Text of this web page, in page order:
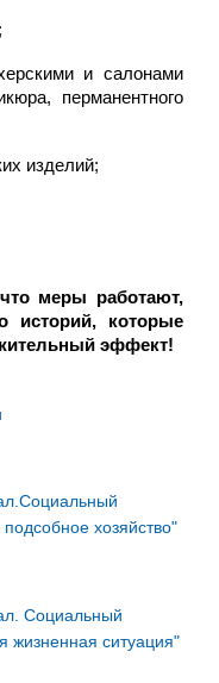
и салонами
перманентного
изделий;
меры работают,
историй, которые
эффект!
хозяйство"
Социальный
жизненная ситуация"